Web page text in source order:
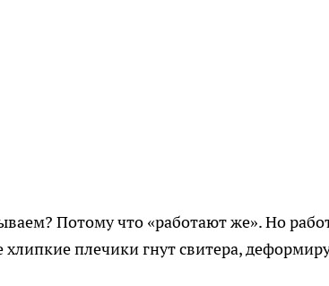
Потому что «работают же». Но
плечики гнут свитера,